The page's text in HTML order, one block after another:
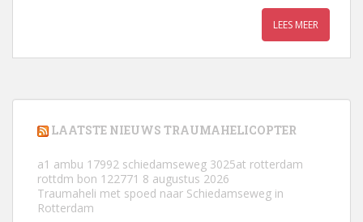
LEES MEER
LAATSTE NIEUWS TRAUMAHELICOPTER
a1 ambu 17992 schiedamseweg 3025at rotterdam
rottdm bon 122771 8 augustus 2026
Traumaheli met spoed naar Schiedamseweg in
Rotterdam